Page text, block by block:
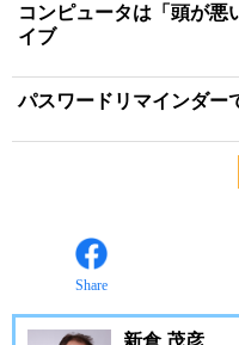
コンピュータは「頭が悪
イブ
パスワードリマインダー
Share
新倉 茂彦